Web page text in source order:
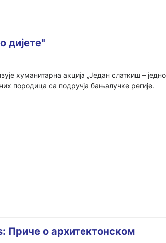
дијете"
хуманитарна акција „Један слаткиш – једно
породица са подручја бањалучке регије.
Приче о архитектонском